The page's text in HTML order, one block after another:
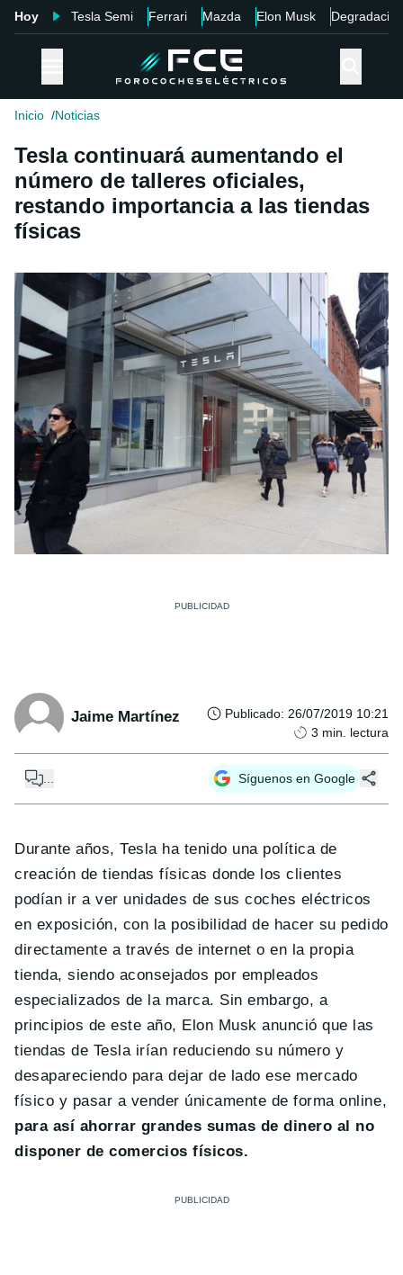
Hoy Tesla Semi Ferrari Mazda Elon Musk Degradación
Inicio Noticias
Tesla continuará aumentando el
número de talleres oficiales,
restando importancia a las tiendas
físicas
Jaime Martínez Publicado: 26/07/2019 10:21
3 min. lectura
Síguenos en Google
Durante años, Tesla ha tenido una política de
creación de tiendas físicas donde los clientes
podían ir a ver unidades de sus coches eléctricos
en exposición, con la posibilidad de hacer su pedido
directamente a través de internet o en la propia
tienda, siendo aconsejados por empleados
especializados de la marca. Sin embargo, a
principios de este año, Elon Musk anunció que las
tiendas de Tesla irían reduciendo su número y
desapareciendo para dejar de lado ese mercado
físico y pasar a vender únicamente de forma online,
para así ahorrar grandes sumas de dinero al no
disponer de comercios físicos.